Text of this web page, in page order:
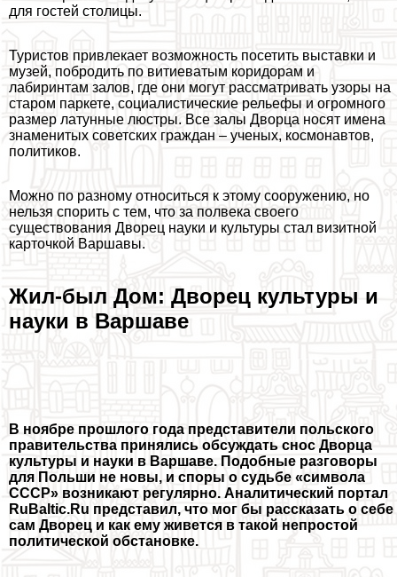
для гостей столицы.
Туристов привлекает возможность посетить выставки и
музей, побродить по витиеватым коридорам и
лабиринтам залов, где они могут рассматривать узоры на
старом паркете, социалистические рельефы и огромного
размер латунные люстры. Все залы Дворца носят имена
знаменитых советских граждан – ученых, космонавтов,
политиков.
Можно по разному относиться к этому сооружению, но
нельзя спорить с тем, что за полвека своего
существования Дворец науки и культуры стал визитной
карточкой Варшавы.
Жил-был Дом: Дворец культуры и
науки в Варшаве
В ноябре прошлого года представители польского
правительства принялись обсуждать снос Дворца
культуры и науки в Варшаве. Подобные разговоры
для Польши не новы, и споры о судьбе «символа
СССР» возникают регулярно. Аналитический портал
RuBaltic.Ru представил, что мог бы рассказать о себе
сам Дворец и как ему живется в такой непростой
политической обстановке.